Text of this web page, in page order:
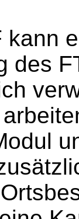
kann
des